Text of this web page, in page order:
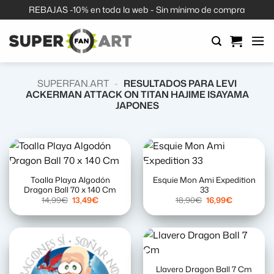
al
contenido
REBAJAS -10% en toda la web - Sin mínimo de compra
SUPERFAN.ART - RESULTADOS PARA LEVI
ACKERMAN ATTACK ON TITAN HAJIME ISAYAMA
JAPONES
Toalla Playa Algodón
Dragon Ball 70 x 140 Cm
14,99€ El
precio
original
era:
14,99€.
13,49€El
actual
es:
13,49€.
Esquie Mon Ami Expedition
33
18,90€ El
precio
original
era:
18,90€.
16,99€El
actual
es:
16,99€.
Llavero Dragon Ball 7 Cm